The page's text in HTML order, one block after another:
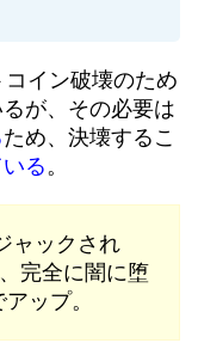
イン破壊のため
が、その必要は
ため、決壊するこ
る。
ャックされ
完全に闇に堕
ップ。